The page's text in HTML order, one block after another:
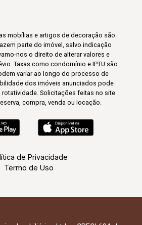
mobílias e artigos de decoração são
parte do imóvel, salvo indicação
nos o direito de alterar valores e
Taxas como condomínio e IPTU são
variar ao longo do processo de
dos imóveis anunciados pode
rotatividade. Solicitações feitas no site
compra, venda ou locação.
de Privacidade
Termo de Uso